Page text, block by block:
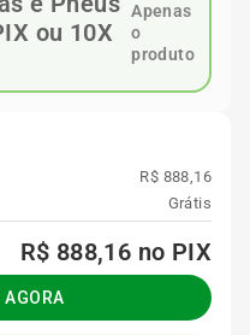
Apenas
o
produto
R$ 888,16
Grátis
R$ 888,16 no PIX
AGORA